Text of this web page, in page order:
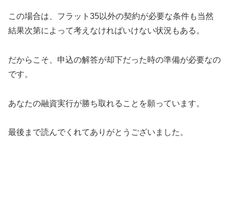
この場合は、フラット35以外の契約が必要な条件も当然
結果次第によって考えなければいけない状況もある。
だからこそ、申込の解答が却下だった時の準備が必要なの
です。
あなたの融資実行が勝ち取れることを願っています。
最後まで読んでくれてありがとうございました。